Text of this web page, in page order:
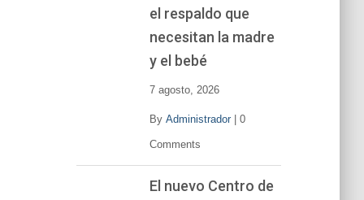
el respaldo que
necesitan la madre
y el bebé
7 agosto, 2026
By Administrador| 0
Comments
El nuevo Centro de